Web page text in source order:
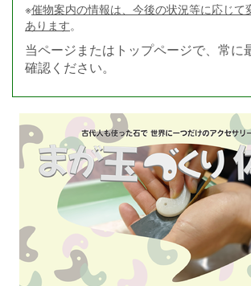
※催物案内の情報は、今後の状況等に応じて
あります。
当ページまたはトップページで、常に
確認ください。